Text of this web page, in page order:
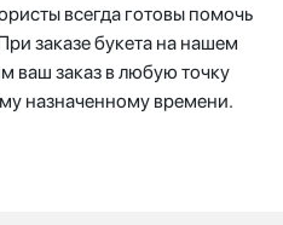
всегда готовы помочь
заказе букета на нашем
ваш заказ в любую точку
назначенному времени.